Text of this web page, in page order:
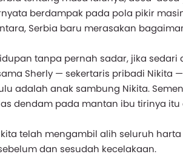
berdampak pada pola pikir
Serbia baru merasakan
tanpa pernah sadar, jika
Sherly — sekertaris pribadi
adalah anak sambung Nikita.
dendam pada mantan ibu tirinya
telah mengambil alih seluruh
dan sesudah kecelakaan.